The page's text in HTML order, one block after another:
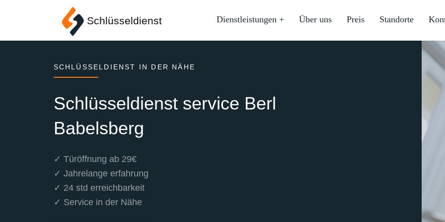
Schlüsseldienst Dienstleistungen + Über uns Preis Standorte
SCHLÜSSELDIENST IN DER NÄHE
Schlüsseldienst service Berl
Babelsberg
✓ Türöffnung ab 29€
✓ Jahrelange erfahrung
✓ 24 std erreichbarkeit
✓ Service in der Nähe